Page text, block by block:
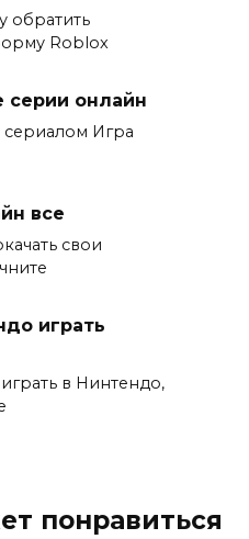
обратить
Roblox
серии онлайн
сериалом Игра
все
свои
играть
в Нинтендо,
понравиться